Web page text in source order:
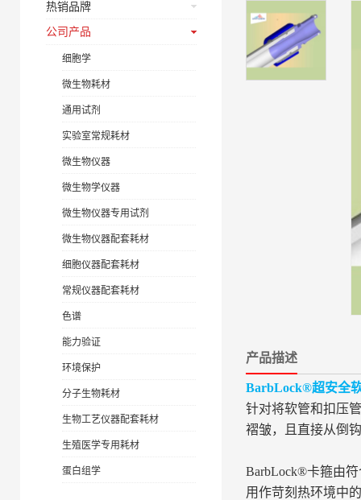
热销品牌
公司产品
细胞学
微生物耗材
通用试剂
实验室常规耗材
微生物仪器
微生物学仪器
微生物仪器专用试剂
微生物仪器配套耗材
细胞仪器配套耗材
常规仪器配套耗材
色谱
能力验证
环境保护
分子生物耗材
生物工艺仪器配套耗材
生殖医学专用耗材
蛋白组学
产品描述
BarbLock®超安全
针对将软管和扣压
褶皱，且直接从倒
BarbLock®卡箍由
用作苛刻热环境中